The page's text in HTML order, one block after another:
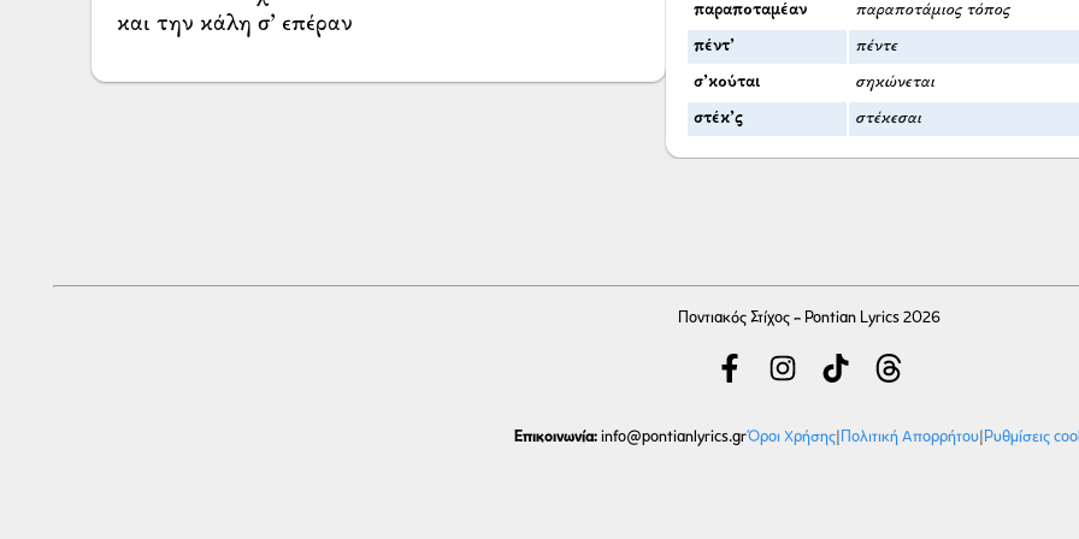
και την κάλη σ’ επέραν
παραποταμέαν παραποτάμιος τόπος
πέντ’ πέντε
σ’κούται σηκώνεται
στέκ’ς στέκεσαι
Ποντιακός Στίχος - Pontian Lyrics 2026
Επικοινωνία: info@pontianlyrics.grΌροι Χρήσης| Πολιτική Απορρήτου| Ρυθμίσεις